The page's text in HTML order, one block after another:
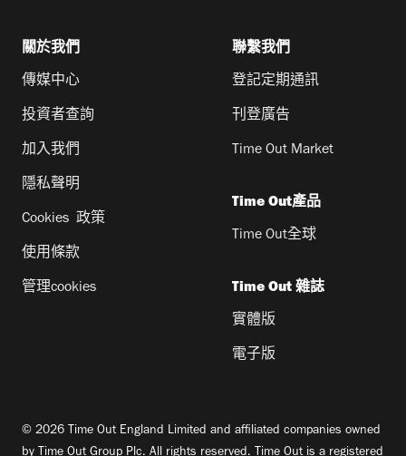
關於我們
傳媒中心
投資者查詢
加入我們
隱私聲明
Cookies 政策
使用條款
管理cookies
聯繫我們
登記定期通訊
刊登廣告
Time Out Market
Time Out產品
Time Out全球
Time Out 雜誌
實體版
電子版
© 2026 Time Out England Limited and affiliated companies owned
by Time Out Group Plc. All rights reserved. Time Out is a registered